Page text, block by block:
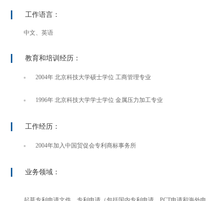
工作语言：
中文、英语
教育和培训经历：
2004年 北京科技大学硕士学位 工商管理专业
1996年 北京科技大学学士学位 金属压力加工专业
工作经历：
2004年加入中国贸促会专利商标事务所
业务领域：